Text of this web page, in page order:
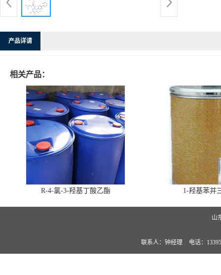
产品详请
相关产品：
R-4-氯-3-羟基丁酸乙酯 1-羟基苯并
山
联系人：钟经理 电话：